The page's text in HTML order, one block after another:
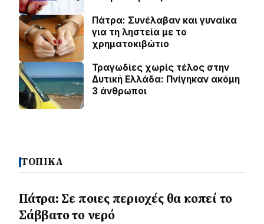
Πάτρα: Συνέλαβαν και γυναίκα
για τη ληστεία με το
χρηματοκιβώτιο
Τραγωδίες χωρίς τέλος στην
Δυτική Ελλάδα: Πνίγηκαν ακόμη
3 άνθρωποι
ΤΟΠΙΚΑ
Πάτρα: Σε ποιες περιοχές θα κοπεί το
Σάββατο το νερό